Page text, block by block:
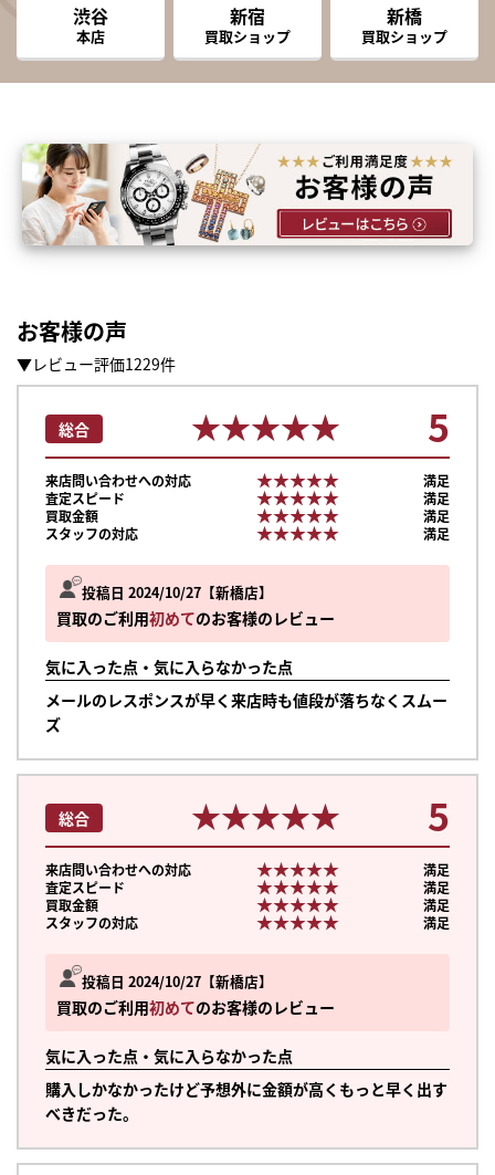
渋谷
本店
新宿
買取ショップ
新橋
買取ショップ
お客様の声
▼レビュー評価1229件
投稿日 2024/10/27 新橋店
買取のご利用初めてのお客様のレビュー
気に入った点・気に入らなかった点
メールのレスポンスが早く来店時も値段が落ちなくスムー
ズ
総合 ★★★★★
★★★★★ 5
来店問い合わせへの対応 ★★★★★
★★★★★
満足
査定スピード
★★★★★
★★★★★
満足
買取金額
★★★★★
★★★★★
満足
スタッフの対応
★★★★★
★★★★★ 満足
投稿日 2024/10/27 新橋店
買取のご利用初めてのお客様のレビュー
気に入った点・気に入らなかった点
購入しかなかったけど予想外に金額が高くもっと早く出す
べきだった。
総合 ★★★★★
★★★★★ 5
来店問い合わせへの対応 ★★★★★
★★★★★
満足
査定スピード
★★★★★
★★★★★
満足
買取金額
★★★★★
★★★★★
満足
スタッフの対応
★★★★★
★★★★★ 満足